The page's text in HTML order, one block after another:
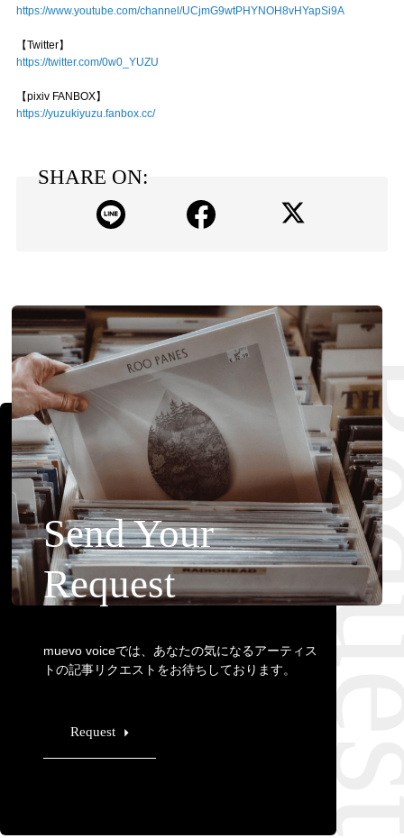
https://www.youtube.com/channel/UCjmG9wtPHYNOH8vHYapSi9A
【Twitter】
https://twitter.com/0w0_YUZU
【pixiv FANBOX】
https://yuzukiyuzu.fanbox.cc/
SHARE ON:
Send Your
Request
muevo voiceでは、あなたの気になるアーティス
トの記事リクエストをお待ちしております。
Request